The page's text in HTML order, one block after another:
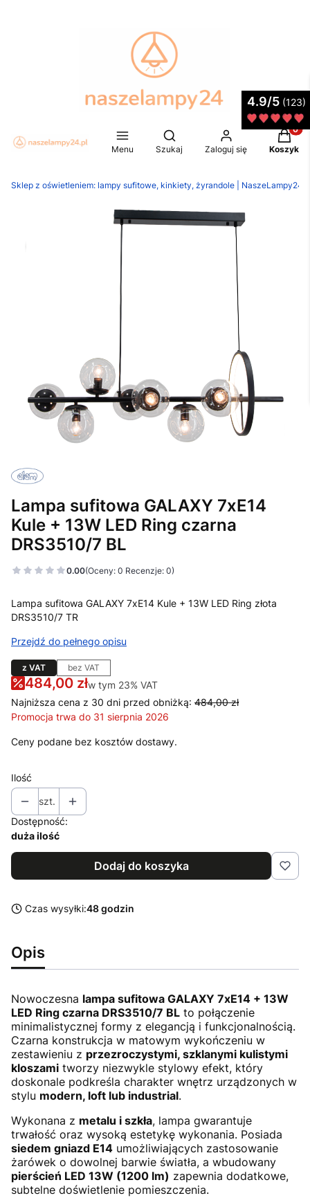
Menu
Otwórz wyszukiwarkę
Szukaj Zaloguj się Koszyk
Sklep z oświetleniem: lampy sufitowe, kinkiety, żyrandole |
Lampa sufitowa GALAXY 7xE14
Kule + 13W LED Ring czarna
DRS3510/7 BL
0.00(Oceny: 0 Recenzje: 0)
Lampa sufitowa GALAXY 7xE14 Kule + 13W LED Ring złota
DRS3510/7 TR
Przejdź do pełnego opisu
z VAT bez VAT
484,00 złw tym 23% VAT
w tym 23% VAT
Najniższa cena z 30 dni przed obniżką: 484,00 zł
Promocja trwa do 31 sierpnia 2026
Ceny podane bez kosztów dostawy.
Ilość
szt.
Dostępność:
duża ilość
Dodaj do koszyka
Czas wysyłki:48 godzin
Opis
Nowoczesna lampa sufitowa GALAXY 7xE14 + 13W
LED Ring czarna DRS3510/7 BL to połączenie
minimalistycznej formy z elegancją i funkcjonalnością.
Czarna konstrukcja w matowym wykończeniu w
zestawieniu z przezroczystymi, szklanymi kulistymi
kloszami tworzy niezwykle stylowy efekt, który
doskonale podkreśla charakter wnętrz urządzonych w
stylu modern, loft lub industrial.
Wykonana z metalu i szkła, lampa gwarantuje
trwałość oraz wysoką estetykę wykonania. Posiada
siedem gniazd E14 umożliwiających zastosowanie
żarówek o dowolnej barwie światła, a wbudowany
pierścień LED 13W (1200 lm) zapewnia dodatkowe,
subtelne doświetlenie pomieszczenia.
4.9/5 (123)